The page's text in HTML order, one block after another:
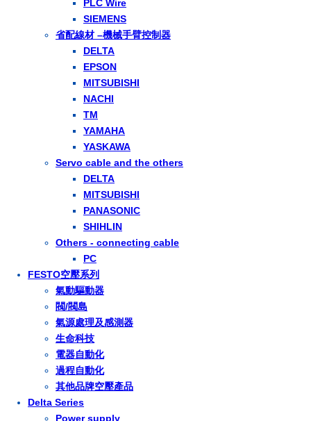
PLC Wire
SIEMENS
省配線材 –機械手臂控制器
DELTA
EPSON
MITSUBISHI
NACHI
TM
YAMAHA
YASKAWA
Servo cable and the others
DELTA
MITSUBISHI
PANASONIC
SHIHLIN
Others - connecting cable
PC
FESTO空壓系列
氣動驅動器
閥/閥島
氣源處理及感測器
生命科技
電器自動化
過程自動化
其他品牌空壓產品
Delta Series
Power supply